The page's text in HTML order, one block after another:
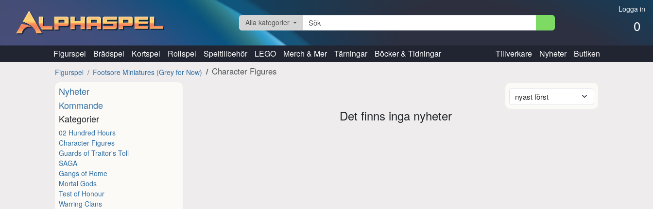
Logga in
0
Alla kategorier
Figurspel Brädspel Kortspel Rollspel Speltillbehör LEGO Merch & Mer Tärningar Böcker & Tidningar Tillverkare Nyheter Butiken
Figurspel Footsore Miniatures (Grey for Now) Character Figures
Nyheter
Kommande
Kategorier
02 Hundred Hours
Character Figures
Guards of Traitor's Toll
SAGA
Gangs of Rome
Mortal Gods
Test of Honour
Warring Clans
Det finns inga nyheter